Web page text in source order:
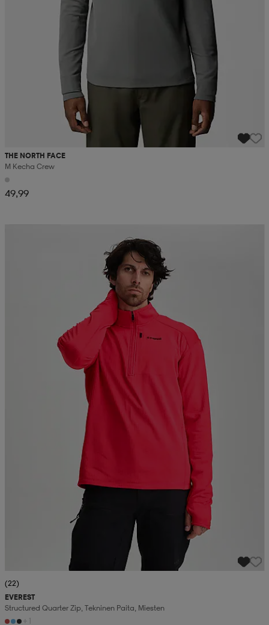
THE NORTH FACE
M Kecha Crew
49,99
(22)
EVEREST
Structured Quarter Zip, Tekninen Paita, Miesten
+1